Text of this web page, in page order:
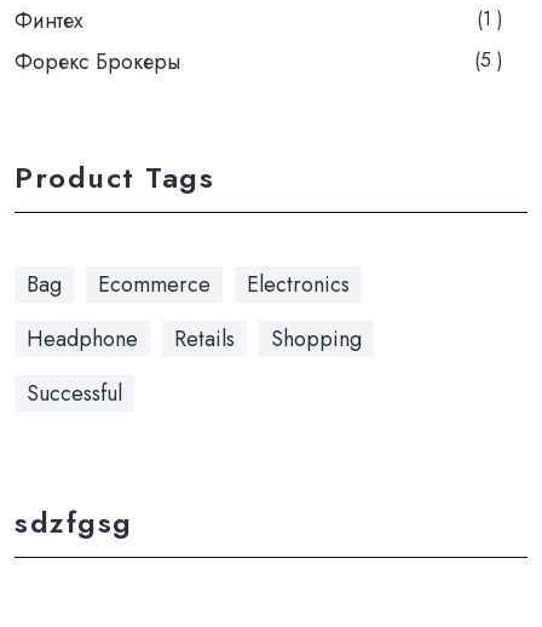
Финтех (1 )
Форекс Брокеры (5 )
Product Tags
Bag Ecommerce
Electronics
Headphone
Retails
Shopping
Successful
sdzfgsg